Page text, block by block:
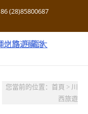
86 (28)85800687
You are here:
您當前的位置：首頁 > 川
西旅遊